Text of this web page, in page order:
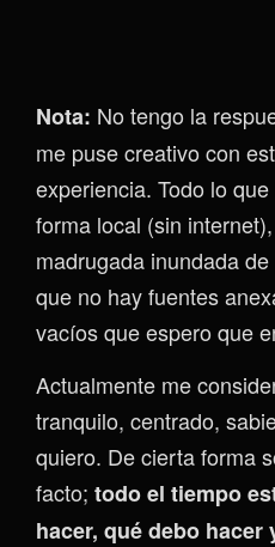
Nota: No tengo la
me puse creativo con
experiencia. Todo lo
forma local (sin
madrugada inundada
que no hay fuentes
vacíos que espero que
Actualmente me
tranquilo, centrado,
quiero. De cierta forma
facto; todo el tiempo
hacer, qué debo hacer